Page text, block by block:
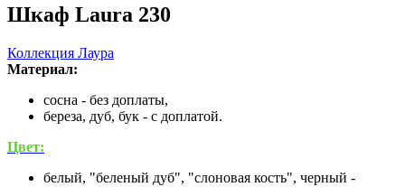
Шкаф Laura 230
Коллекция Лаура
Материал:
сосна - без доплаты,
береза, дуб, бук - с доплатой.
Цвет:
белый, "беленый дуб", "слоновая кость", черный -